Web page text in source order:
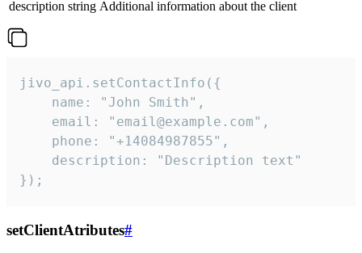
description string Additional information about the client
jivo_api.setContactInfo({
    name: "John Smith",
    email: "email@example.com",
    phone: "+14084987855",
    description: "Description text"
});
setClientAtributes#